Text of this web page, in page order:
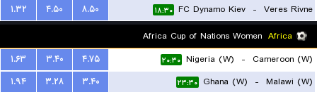
Veres Rivne
-
FC Dynamo Kiev ۱۸:۳۰ ۸.۵۰ ۴.۵۰
۱.۳۲
Africa
Cameroon (W)
-
Nigeria (W) ۲۰:۳۰ ۴.۷۵ ۳.۴۰
۱.۶۳
Malawi (W)
-
Ghana (W) ۲۳:۳۰ ۳.۴۰ ۳.۲۸
۱.۹۴